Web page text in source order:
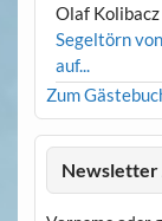
Olaf Kolibacz
Segeltörn
auf...
Zum
Newsletter